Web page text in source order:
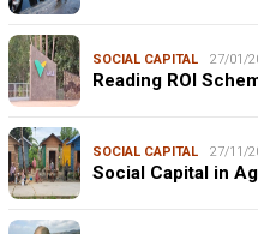
SOCIAL CAPITAL 27/01/
Reading ROI
SOCIAL CAPITAL 27/11/
Social Capital in